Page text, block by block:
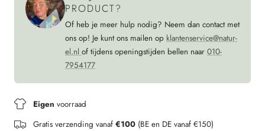
GRIJS
PRODUCT?
Of heb je meer hulp nodig? Neem dan contact met
ons op! Je kunt ons mailen op klantenservice@natur-
el.nl of tijdens openingstijden bellen naar 010-
7954177
Eigen voorraad
Gratis verzending vanaf €100 (BE en DE vanaf €150)